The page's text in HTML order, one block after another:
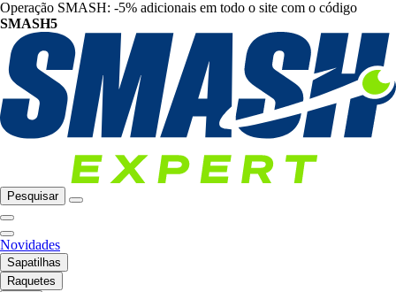
Operação SMASH: -5% adicionais em todo o site com o código
SMASH5
Pesquisar
Novidades
Sapatilhas
Raquetes